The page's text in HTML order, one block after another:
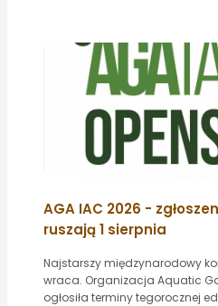
AGA IAC 2026 -
ruszają 1 sierpnia
Najstarszy międzynarodowy
wraca. Organizacja Aquatic
ogłosiła terminy tegorocznej